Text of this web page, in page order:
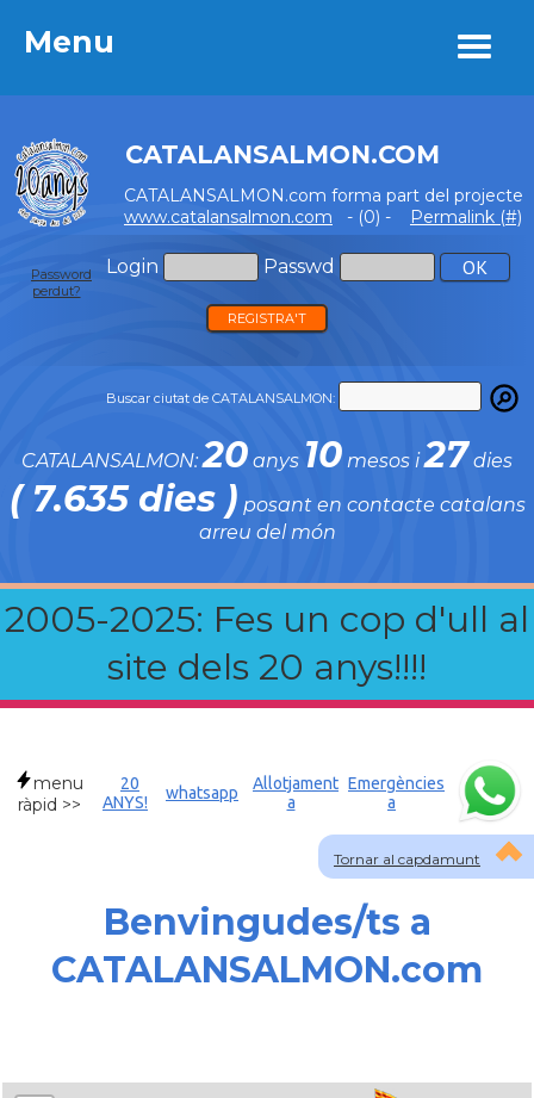
Menu
CATALANSALMON.COM
CATALANSALMON.com forma part del projecte
www.catalansalmon.com - (0) - Permalink (#)
Login Passwd
Password
perdut?
REGISTRA'T
Buscar ciutat de CATALANSALMON:
CATALANSALMON:20 anys 10 mesos i27 dies
( 7.635 dies ) posant en contacte catalans
arreu del món
2005-2025: Fes un cop d'ull al
site dels 20 anys!!!!
Menu
Tornar al capdamunt
menu
ràpid >>
20
ANYS!
whatsapp
Allotjament
a
Emergències
a
Benvingudes/ts a
CATALANSALMON.com